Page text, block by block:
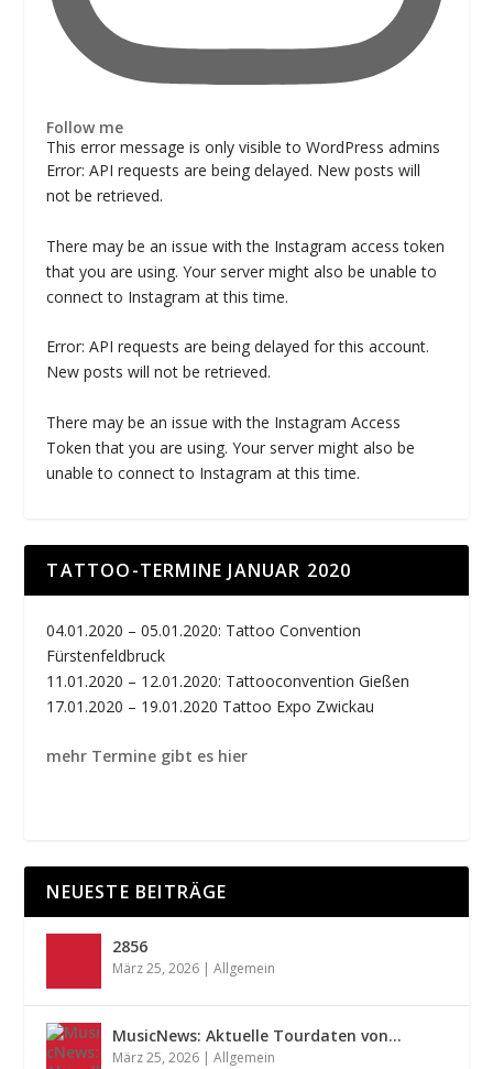
Follow me
This error message is only visible to WordPress admins
Error: API requests are being delayed. New posts will
not be retrieved.
There may be an issue with the Instagram access token
that you are using. Your server might also be unable to
connect to Instagram at this time.
Error: API requests are being delayed for this account.
New posts will not be retrieved.
There may be an issue with the Instagram Access
Token that you are using. Your server might also be
unable to connect to Instagram at this time.
TATTOO-TERMINE JANUAR 2020
04.01.2020 – 05.01.2020: Tattoo Convention
Fürstenfeldbruck
11.01.2020 – 12.01.2020: Tattooconvention Gießen
17.01.2020 – 19.01.2020 Tattoo Expo Zwickau
mehr Termine gibt es hier
NEUESTE BEITRÄGE
2856
März 25, 2026 |Allgemein
MusicNews: Aktuelle Tourdaten von…
März 25, 2026 |Allgemein